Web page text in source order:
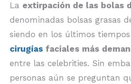
La extirpación de las bolas
denominadas bolsas grasas
siendo en los últimos
cirugías faciales más
entre las celebrities. Sin
personas aún se preguntan